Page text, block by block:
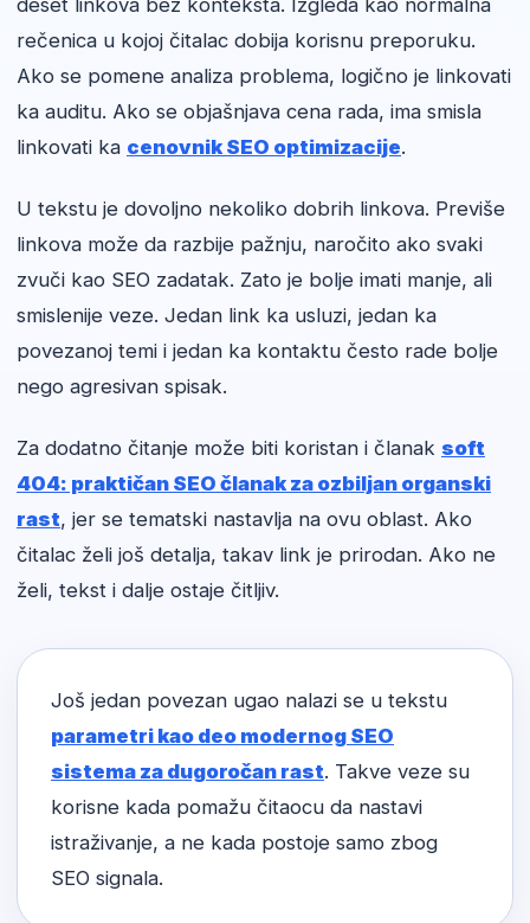
deset linkova bez konteksta. Izgleda kao normalna
rečenica u kojoj čitalac dobija korisnu preporuku.
Ako se pomene analiza problema, logično je linkovati
ka auditu. Ako se objašnjava cena rada, ima smisla
linkovati ka cenovnik SEO optimizacije.
U tekstu je dovoljno nekoliko dobrih linkova. Previše
linkova može da razbije pažnju, naročito ako svaki
zvuči kao SEO zadatak. Zato je bolje imati manje, ali
smislenije veze. Jedan link ka usluzi, jedan ka
povezanoj temi i jedan ka kontaktu često rade bolje
nego agresivan spisak.
Za dodatno čitanje može biti koristan i članak soft
404: praktičan SEO članak za ozbiljan organski
rast, jer se tematski nastavlja na ovu oblast. Ako
čitalac želi još detalja, takav link je prirodan. Ako ne
želi, tekst i dalje ostaje čitljiv.
Još jedan povezan ugao nalazi se u tekstu
parametri kao deo modernog SEO
sistema za dugoročan rast. Takve veze su
korisne kada pomažu čitaocu da nastavi
istraživanje, a ne kada postoje samo zbog
SEO signala.